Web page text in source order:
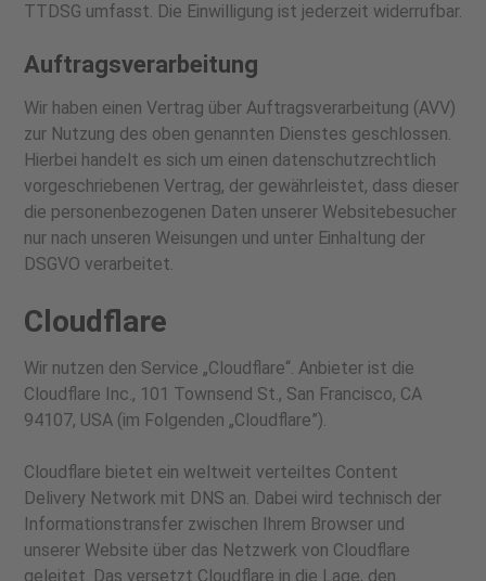
TTDSG umfasst. Die Einwilligung ist jederzeit widerrufbar.
Auftragsverarbeitung
Wir haben einen Vertrag über Auftragsverarbeitung (AVV)
zur Nutzung des oben genannten Dienstes geschlossen.
Hierbei handelt es sich um einen datenschutzrechtlich
vorgeschriebenen Vertrag, der gewährleistet, dass dieser
die personenbezogenen Daten unserer Websitebesucher
nur nach unseren Weisungen und unter Einhaltung der
DSGVO verarbeitet.
Cloudflare
Wir nutzen den Service „Cloudflare“. Anbieter ist die
Cloudflare Inc., 101 Townsend St., San Francisco, CA
94107, USA (im Folgenden „Cloudflare”).
Cloudflare bietet ein weltweit verteiltes Content
Delivery Network mit DNS an. Dabei wird technisch der
Informationstransfer zwischen Ihrem Browser und
unserer Website über das Netzwerk von Cloudflare
geleitet. Das versetzt Cloudflare in die Lage, den